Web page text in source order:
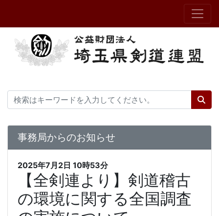
事務局からのお知らせ
2025年7月2日 10時53分
【全剣連より】剣道稽古
の環境に関する全国調査